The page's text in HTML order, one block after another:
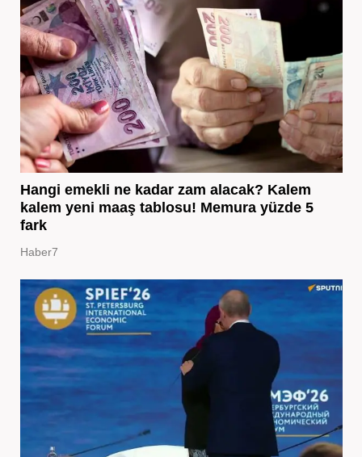
Hangi emekli ne kadar zam alacak? Kalem
kalem yeni maaş tablosu! Memura yüzde 5
fark
Haber7